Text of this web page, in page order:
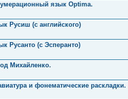
язык Optima.
Русиш (с английского)
Русанто (с Эсперанто)
Михайленко.
и фонематические раскладки.